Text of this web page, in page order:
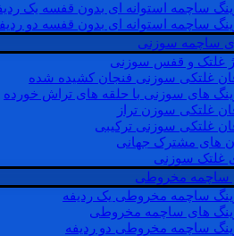
ساچمه استوانه ای بدون قفسه یک
ساچمه استوانه ای بدون قفسه دو
ساچمه سوزنی
غلتک و قفس سوزنی
غلتکی سوزنی فنجان کشیده شده
های سوزنی با حلقه های تراش خورده
غلتکی سوزن تراز
غلتکی سوزنی ترکیبی
های مشترک جهانی
غلتک سوزنی
ساچمه مخروطی
ساچمه مخروطی یک ردیفه
های ساچمه مخروطی
ساچمه مخروطی دو ردیفه